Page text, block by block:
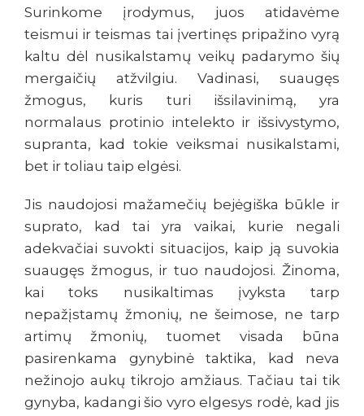
Surinkome įrodymus, juos atidavėme
teismui ir teismas tai įvertinęs pripažino vyrą
kaltu dėl nusikalstamų veikų padarymo šių
mergaičių atžvilgiu. Vadinasi, suaugęs
žmogus, kuris turi išsilavinimą, yra
normalaus protinio intelekto ir išsivystymo,
supranta, kad tokie veiksmai nusikalstami,
bet ir toliau taip elgėsi.
Jis naudojosi mažamečių bejėgiška būkle ir
suprato, kad tai yra vaikai, kurie negali
adekvačiai suvokti situacijos, kaip ją suvokia
suaugęs žmogus, ir tuo naudojosi. Žinoma,
kai toks nusikaltimas įvyksta tarp
nepažįstamų žmonių, ne šeimose, ne tarp
artimų žmonių, tuomet visada būna
pasirenkama gynybinė taktika, kad neva
nežinojo aukų tikrojo amžiaus. Tačiau tai tik
gynyba, kadangi šio vyro elgesys rodė, kad jis